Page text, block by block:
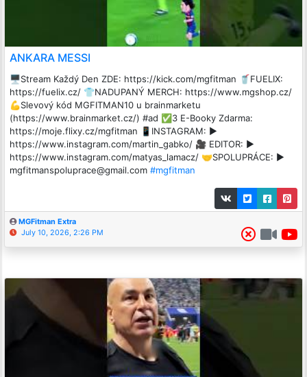
ANKARA MESSI
🖥️Stream Každý Den ZDE: https://kick.com/mgfitman 🥤FUELIX:
https://fuelix.cz/ 👕NADUPANÝ MERCH: https://www.mgshop.cz/
💪Slevový kód MGFITMAN10 u brainmarketu
(https://www.brainmarket.cz/) #ad ✅3 E-Booky Zdarma:
https://moje.flixy.cz/mgfitman 📱INSTAGRAM: ►
https://www.instagram.com/martin_gabko/ 🎥 EDITOR: ►
https://www.instagram.com/matyas_lamacz/ 🤝SPOLUPRÁCE: ►
mgfitmanspoluprace@gmail.com #mgfitman
MGFitman Extra
July 10, 2026, 2:26 PM